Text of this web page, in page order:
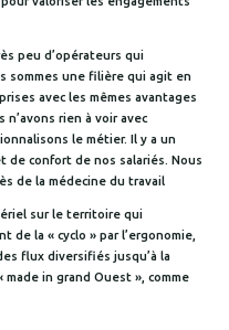
peu d’opérateurs qui
sommes une filière qui agit en
avec les mêmes avantages
rien à voir avec
le métier. Il y a un
de confort de nos salariés. Nous
de la médecine du travail
sur le territoire qui
la « cyclo » par l’ergonomie,
flux diversifiés jusqu’à la
in grand Ouest », comme